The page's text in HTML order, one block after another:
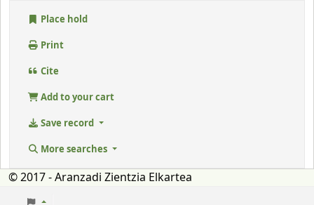
Place hold
Print
Cite
Add to your cart
Save record
More searches
© 2017 - Aranzadi Zientzia Elkartea